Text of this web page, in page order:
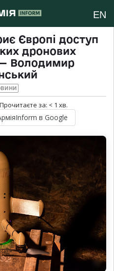
EN
Європі доступ
дронових
— Володимир
за: < 1 хв.
в Google